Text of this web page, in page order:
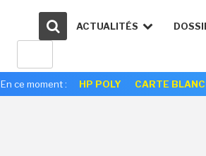
ACTUALITÉS
En ce moment : HP POLY CARTE